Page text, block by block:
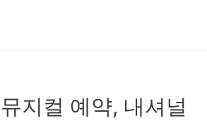
지컬 예약, 내셔널